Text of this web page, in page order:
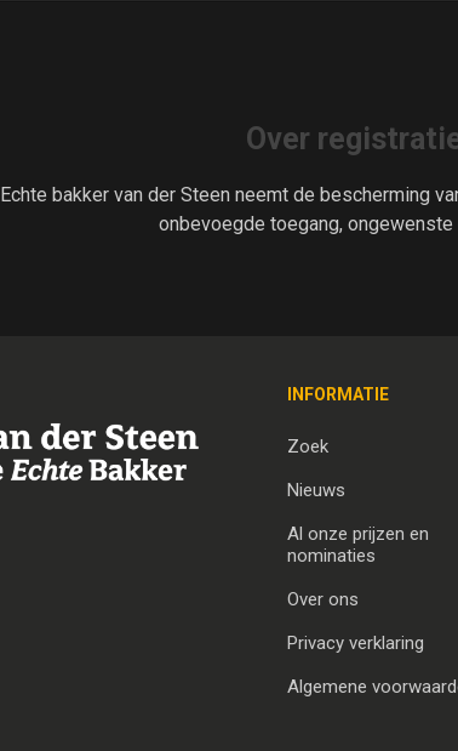
Over
Echte bakker van der Steen neemt de bescherming
onbevoegde toegang,
INFORMATIE
Zoek
Nieuws
Al onze prijzen en
nominaties
Over ons
Privacy verklaring
Algemene